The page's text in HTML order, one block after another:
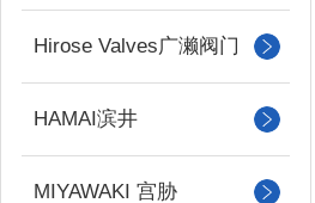
Hirose Valves广濑阀门
HAMAI滨井
MIYAWAKI 宫胁